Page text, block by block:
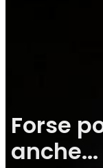
Forse
anche...